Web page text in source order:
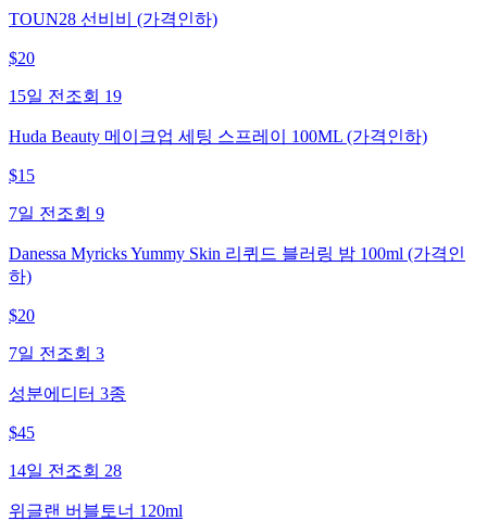
TOUN28 선비비 (가격인하)
$20
15일 전 조회 19
Huda Beauty 메이크업 세팅 스프레이 100ML (가격인하)
$15
7일 전 조회 9
Danessa Myricks Yummy Skin 리퀴드 블러링 밤 100ml (가격인
하)
$20
7일 전 조회 3
성분에디터 3종
$45
14일 전 조회 28
위글랜 버블토너 120ml